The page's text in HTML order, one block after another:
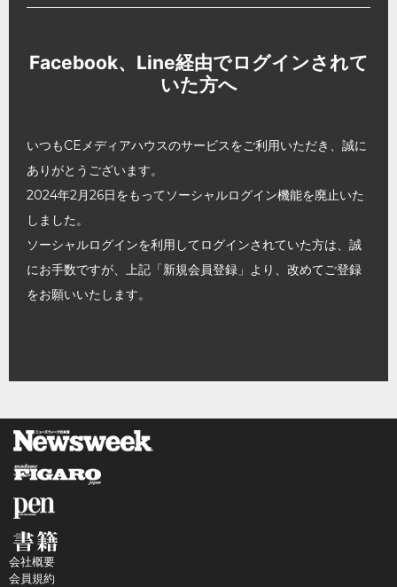
Facebook、Line経由でログインされて
いた方へ
いつもCEメディアハウスのサービスをご利用いただき、誠に
ありがとうございます。
2024年2月26日をもってソーシャルログイン機能を廃止いた
しました。
ソーシャルログインを利用してログインされていた方は、誠
にお手数ですが、上記「新規会員登録」より、改めてご登録
をお願いいたします。
会社概要
会員規約